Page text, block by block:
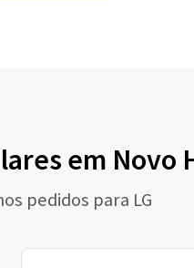
em Novo
pedidos para LG